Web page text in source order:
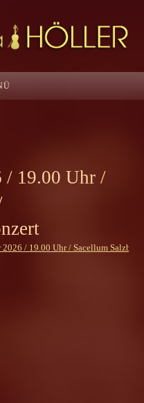
/ 19.00 Uhr /
2026 / 19.00 Uhr / Sacellum